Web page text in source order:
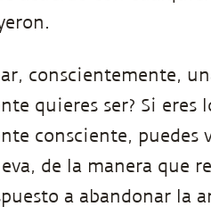
conscientemente,
quieres ser? Si
consciente, puedes
de la manera que
a abandonar la